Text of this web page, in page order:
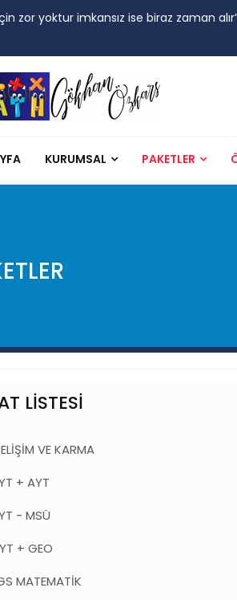
zor yoktur imkansız ise biraz zaman
KURUMSAL PAKETLER
LİSTESİ
VE KARMA
+ AYT
- MSÜ
+ GEO
MATEMATİK